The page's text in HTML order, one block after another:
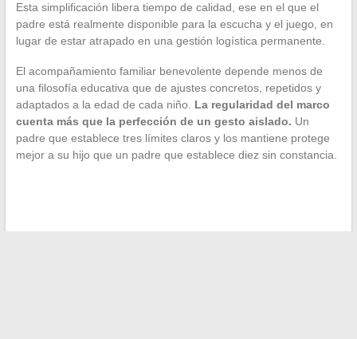
Esta simplificación libera tiempo de calidad, ese en el que el
padre está realmente disponible para la escucha y el juego, en
lugar de estar atrapado en una gestión logística permanente.
El acompañamiento familiar benevolente depende menos de
una filosofía educativa que de ajustes concretos, repetidos y
adaptados a la edad de cada niño. La regularidad del marco
cuenta más que la perfección de un gesto aislado. Un
padre que establece tres límites claros y los mantiene protege
mejor a su hijo que un padre que establece diez sin constancia.